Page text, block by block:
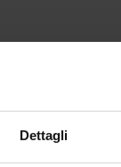
Dettagli
verrà sciolta
precedente
a novembre